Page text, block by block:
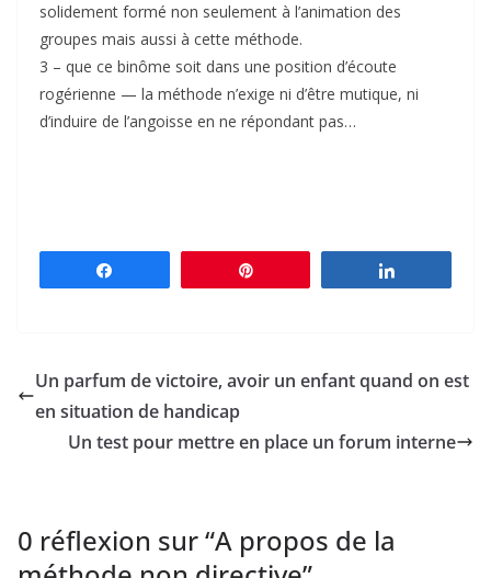
solidement formé non seulement à l’animation des
groupes mais aussi à cette méthode.
3 – que ce binôme soit dans une position d’écoute
rogérienne — la méthode n’exige ni d’être mutique, ni
d’induire de l’angoisse en ne répondant pas…
Un parfum de victoire, avoir un enfant quand on est
en situation de handicap
Un test pour mettre en place un forum interne
0 réflexion sur “A propos de la